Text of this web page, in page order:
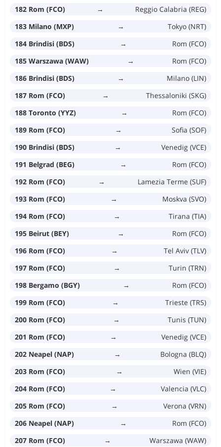
182 Rom (FCO)
→
Reggio Calabria (REG)
183 Milano (MXP)
→
Tokyo (NRT)
184 Brindisi (BDS)
→
Rom (FCO)
185 Warszawa (WAW)
→
Rom (FCO)
186 Brindisi (BDS)
→
Milano (LIN)
187 Rom (FCO)
→
Thessaloniki (SKG)
188 Toronto (YYZ)
→
Rom (FCO)
189 Rom (FCO)
→
Sofia (SOF)
190 Brindisi (BDS)
→
Venedig (VCE)
191 Belgrad (BEG)
→
Rom (FCO)
192 Rom (FCO)
→
Lamezia Terme (SUF)
193 Rom (FCO)
→
Moskva (SVO)
194 Rom (FCO)
→
Tirana (TIA)
195 Beirut (BEY)
→
Rom (FCO)
196 Rom (FCO)
→
Tel Aviv (TLV)
197 Rom (FCO)
→
Turin (TRN)
198 Bergamo (BGY)
→
Rom (FCO)
199 Rom (FCO)
→
Trieste (TRS)
200 Rom (FCO)
→
Tunis (TUN)
201 Rom (FCO)
→
Venedig (VCE)
202 Neapel (NAP)
→
Bologna (BLQ)
203 Rom (FCO)
→
Wien (VIE)
204 Rom (FCO)
→
Valencia (VLC)
205 Rom (FCO)
→
Verona (VRN)
206 Neapel (NAP)
→
Rom (FCO)
207 Rom (FCO)
→
Warszawa (WAW)